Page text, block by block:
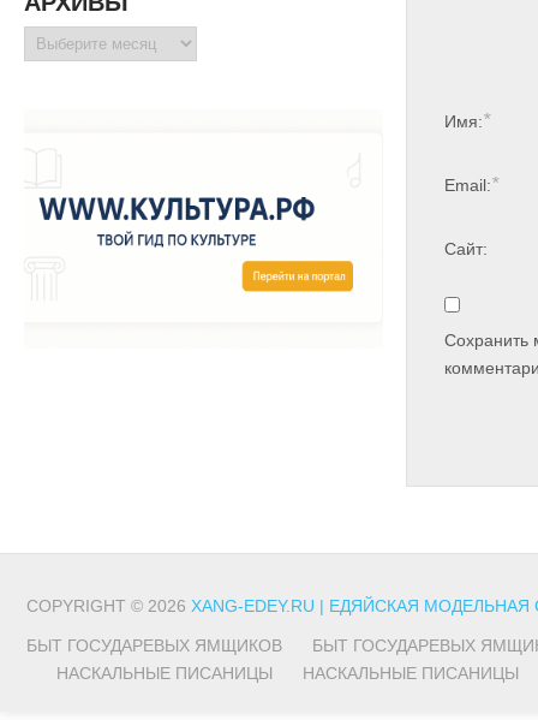
Имя:*
Email:*
Сайт:
Сохранить
Архивы
COPYRIGHT © 2026 XANG-EDEY.RU | ЕДЯЙСКАЯ
БЫТ ГОСУДАРЕВЫХ ЯМЩИКОВ
БЫТ ГОСУДАРЕВЫХ
НАСКАЛЬНЫЕ ПИСАНИЦЫ
НАСКАЛЬНЫЕ ПИСАНИЦЫ